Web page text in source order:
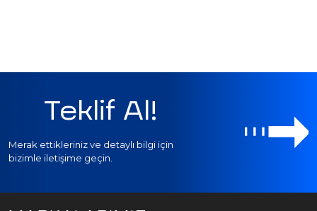
Teklif Al!
Merak ettikleriniz ve detaylı bilgi için
bizimle iletişime geçin.